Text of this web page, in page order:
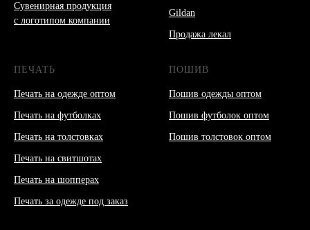
Сувенирная продукция
с логотипом компании
Gildan
Продажа лекал
ПЕЧАТЬ
Печать на одежде оптом
Печать на футболках
Печать на толстовках
Печать на свитшотах
Печать на шопперах
Печать за одежде под заказ
ПОШИВ
Пошив одежды оптом
Пошив футболок оптом
Пошив толстовок оптом